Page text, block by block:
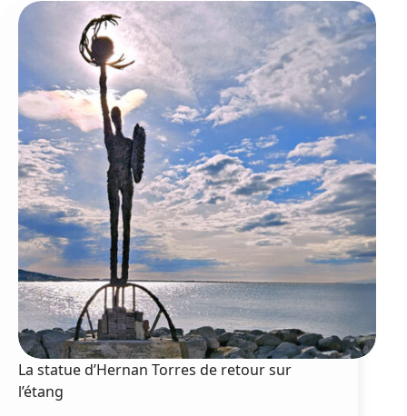
de
mars
La statue d’Hernan Torres de retour sur
l’étang